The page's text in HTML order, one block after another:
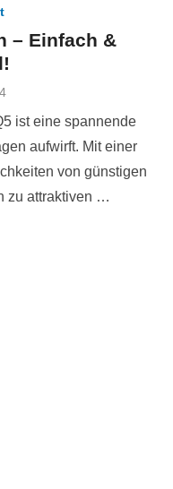
– Einfach &
ist eine spannende
aufwirft. Mit einer
von günstigen
zu attraktiven …